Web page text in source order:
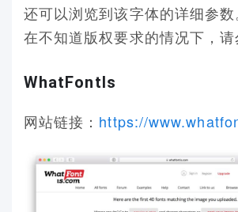
还可以浏览到该字体的详细参数
在不知道版权要求的情况下，请
WhatFontIs
网站链接： https://